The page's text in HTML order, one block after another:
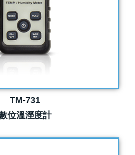
TM-731
位溫溼度計